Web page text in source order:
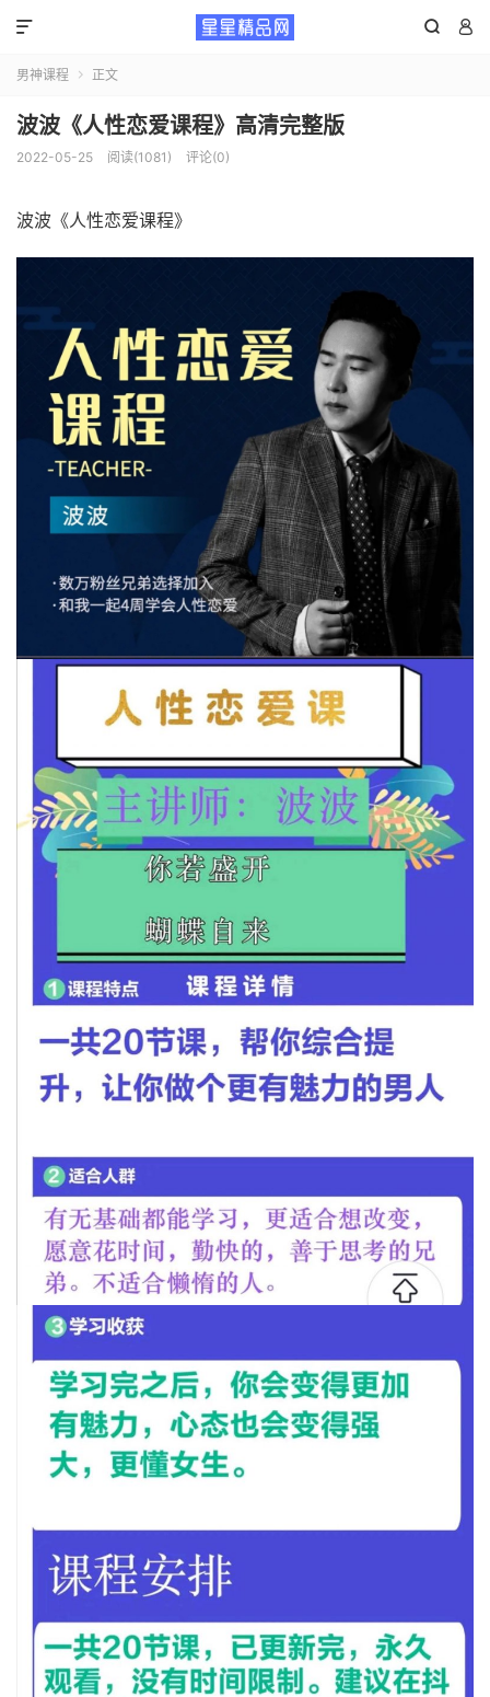
 

男神课程  正文
波波《人性恋爱课程》高清完整版
2022-05-25 阅读(1081) 评论(0)
波波《人性恋爱课程》